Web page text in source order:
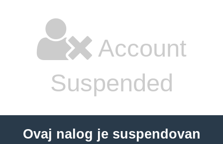
Account
Suspended
Ovaj nalog je suspendovan